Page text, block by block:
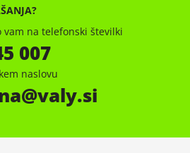
vam na telefonski številki
007
naslovu
valy.si